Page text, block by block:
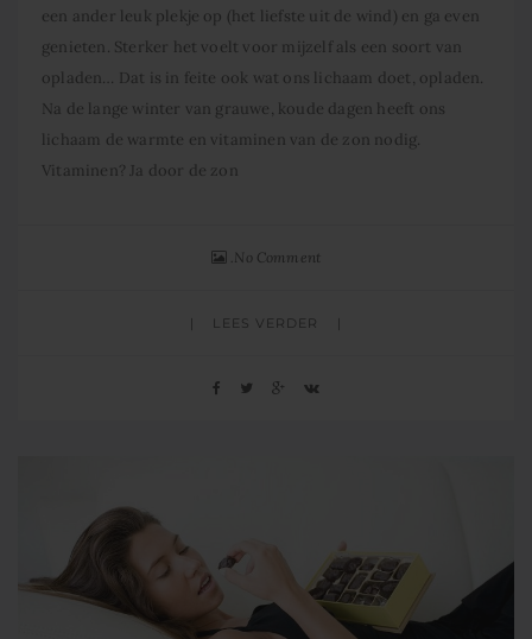
een ander leuk plekje op (het liefste uit de wind) en ga even
genieten. Sterker het voelt voor mijzelf als een soort van
opladen… Dat is in feite ook wat ons lichaam doet, opladen.
Na de lange winter van grauwe, koude dagen heeft ons
lichaam de warmte en vitaminen van de zon nodig.
Vitaminen? Ja door de zon
No Comment
LEES VERDER